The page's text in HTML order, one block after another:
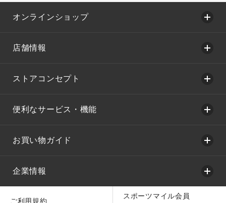
オンラインショップ
店舗情報
ストアコンセプト
便利なサービス・機能
お買い物ガイド
企業情報
ご利用規約
スポーツマイル会員